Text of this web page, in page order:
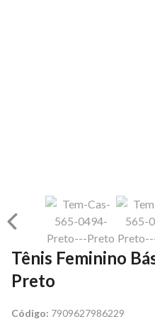
Tênis Feminino
Preto
Código: 7909627986229